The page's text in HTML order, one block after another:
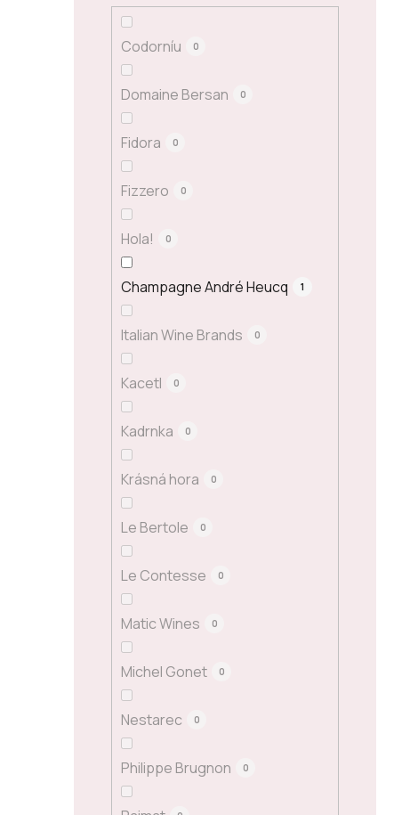
Codorníu 0
Domaine Bersan 0
Fidora 0
Fizzero 0
Hola! 0
Champagne André Heucq 1
Italian Wine Brands 0
Kacetl 0
Kadrnka 0
Krásná hora 0
Le Bertole 0
Le Contesse 0
Matic Wines 0
Michel Gonet 0
Nestarec 0
Philippe Brugnon 0